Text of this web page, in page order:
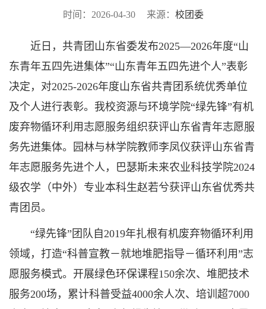
时间：2026-04-30 来源： 校团委
近日，共青团山东省委发布2025—2026年度“山
东青年五四先进集体”“山东青年五四先进个人”表彰
决定，对2025-2026年度山东省共青团系统优秀单位
及个人进行表彰。我校资源与环境学院“绿先锋”有机
废弃物循环利用志愿服务组织获评山东省青年志愿服
务先进集体。园林与林学院教师李凤仪获评山东省青
年志愿服务先进个人，巴瑟斯未来农业科技学院2024
级农学（中外）专业本科生赵若兮获评山东省优秀共
青团员。
“绿先锋”团队自2019年扎根有机废弃物循环利用
领域，打造“科普宣教－就地堆肥指导－循环利用”志
愿服务模式。开展绿色环保课程150余次、堆肥技术
服务200场，累计科普受益4000余人次、培训超7000